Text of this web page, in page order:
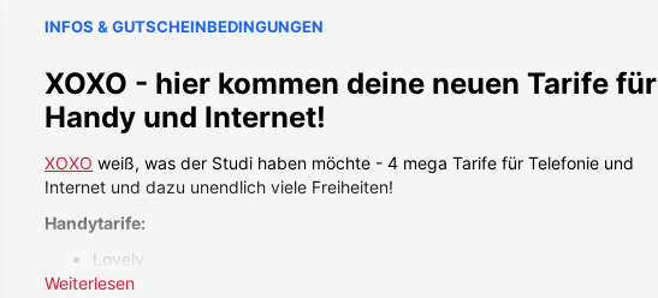
INFOS & GUTSCHEINBEDINGUNGEN
XOXO - hier kommen deine neuen Tarife für
Handy und Internet!
XOXO weiß, was der Studi haben möchte - 4 mega Tarife für Telefonie und
Internet und dazu unendlich viele Freiheiten!
Handytarife:
Lovely
Smoochy
Weiterlesen
Super Aktion, hat alles geklappt.
Universität Wien Student - 01.07.2026
Super